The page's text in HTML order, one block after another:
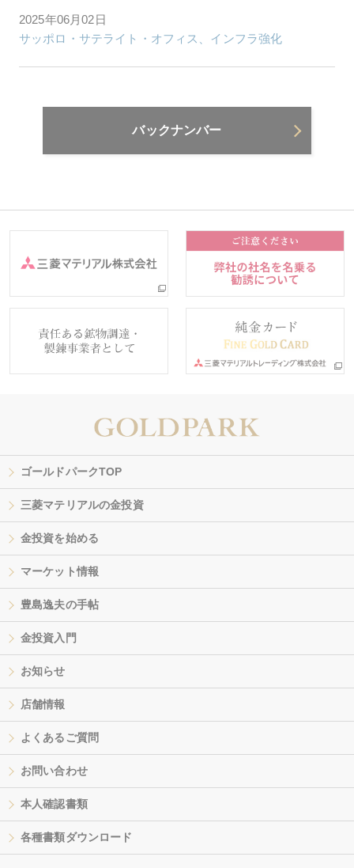
2025年06月02日
サッポロ・サテライト・オフィス、インフラ強化
バックナンバー
ゴールドパークTOP
三菱マテリアルの金投資
金投資を始める
マーケット情報
豊島逸夫の手帖
金投資入門
お知らせ
店舗情報
よくあるご質問
お問い合わせ
本人確認書類
各種書類ダウンロード